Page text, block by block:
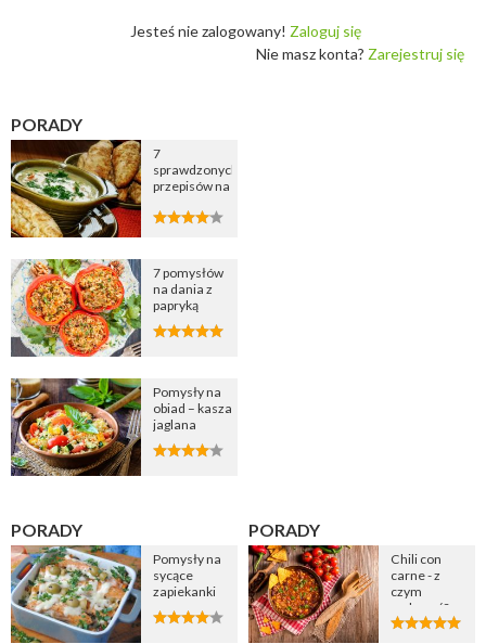
Jesteś nie zalogowany! Zaloguj się
Nie masz konta? Zarejestruj się
PORADY
7
sprawdzonych
przepisów na
cebulową
7 pomysłów
na dania z
papryką
Pomysły na
obiad – kasza
jaglana
PORADY
Pomysły na
sycące
zapiekanki
PORADY
Chili con
carne - z
czym
podawać?